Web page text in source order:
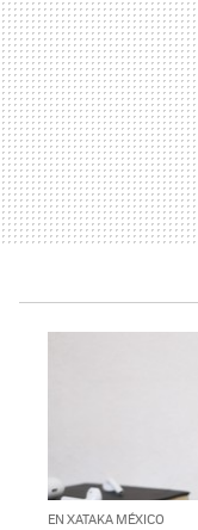
EN XATAKA MÉXICO